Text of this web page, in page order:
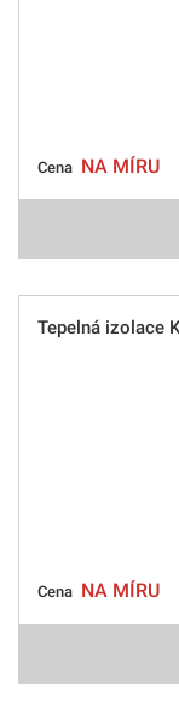
Cena NA MÍRU
Tepelná izolace
Cena NA MÍRU